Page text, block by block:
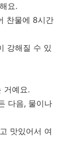
요.
찬물에 8시간
강해질 수 있
거예요.
다음, 물이나
맛있어서 여